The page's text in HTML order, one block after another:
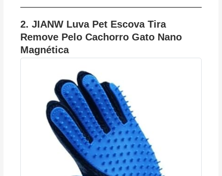
2.JIANW Luva Pet Escova Tira
Remove Pelo Cachorro Gato Nano
Magnética